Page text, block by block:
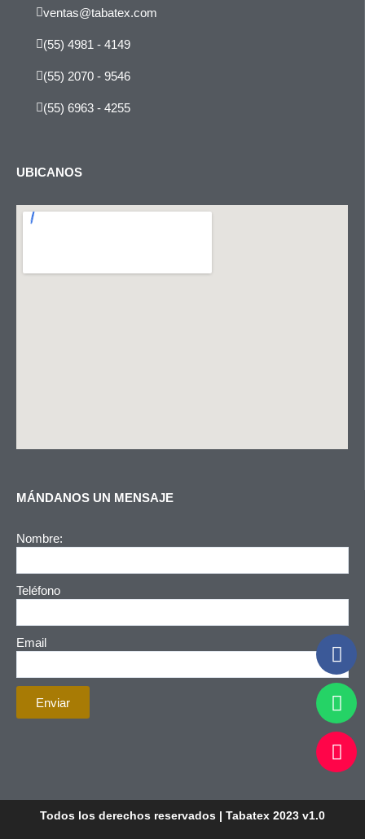
F
a
c
e
b
o
o
I
n
t
W
h
a
t
s
a
ventas@tabatex.com
(55) 4981 - 4149
(55) 2070 - 9546
(55) 6963 - 4255
UBICANOS
MÁNDANOS UN MENSAJE
Nombre:
Teléfono
Email
Enviar
Todos los derechos reservados | Tabatex 2023 v1.0